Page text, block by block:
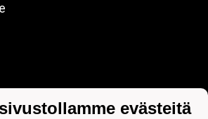
evästeitä